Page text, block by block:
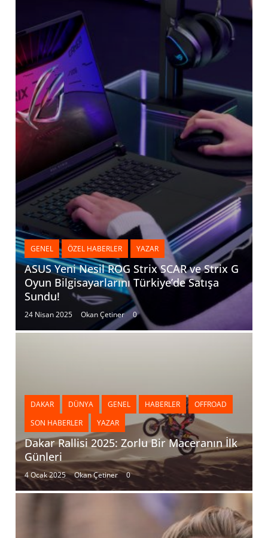
GENEL ÖZEL HABERLER YAZAR
ASUS Yeni Nesil ROG Strix SCAR ve Strix G
Oyun Bilgisayarlarını Türkiye’de Satışa
Sundu!
24 Nisan 2025 Okan Çetiner 0
DAKAR DÜNYA GENEL HABERLER
OFFROAD
SON HABERLER
YAZAR
Dakar Rallisi 2025: Zorlu Bir Maceranın İlk
Günleri
4 Ocak 2025 Okan Çetiner 0